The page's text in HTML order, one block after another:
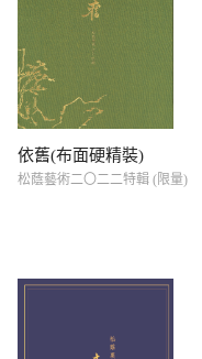
依舊(布面硬精裝)
松蔭藝術二〇二二特輯 (限量)